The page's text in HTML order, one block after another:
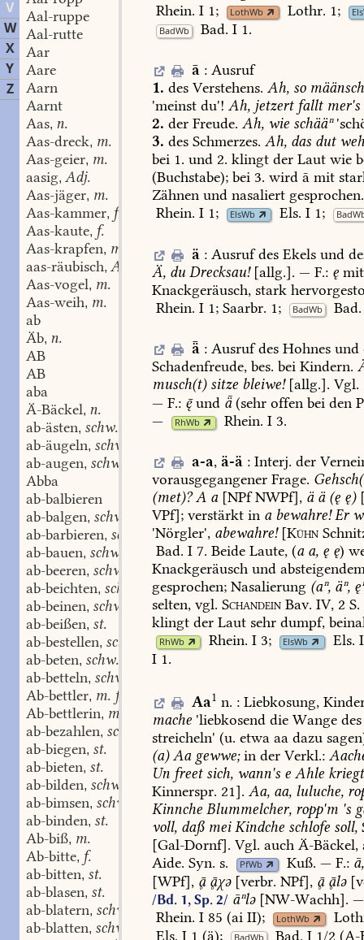
V
W
X
Y
Z
Aal-ruppe
Aal-rutte
Aar
Aare
Aarn
Aarnt
Aas, n.
Aas-dreck, m.
Aas-geier, m.
aasig, Adj.
Aas-jäger, m.
Aas-kammer, f.
Aas-kaute, f.
Aas-krapfen, m.
aas-räubisch, Adj.
Aas-vogel, m.
Aas-weih, m.
ab
Äb, n.
AB
AB
aba
Ä-Bäckel, n.
ab-ästen, schw.
ab-äugeln, schw.
ab-augen, schw.
Abba
ab-balbieren
ab-balgen, schw.
ab-barbieren, schw.
ab-bauen, schw.
ab-beeren, schw.
ab-beichten, schw.
ab-beinen, schw.
ab-beißen, st.
ab-bestellen, schw.
ab-beten, schw.
ab-betteln, schw.
Ab-bettler, m. f.
Ab-bettlerin, m. f.
ab-bezahlen, schw.
ab-biegen, st.
ab-bieten, st.
ab-bilden, schw.
ab-bimsen, schw.
ab-binden, st.
Ab-biß, m.
Ab-bitte, f.
ab-bitten, st.
ab-blasen, st.
ab-blatern, schw.
ab-blatten, schw.
Rhein. I 1; LothWb Lothr. 1;
BadWb
Bad. I1.
ā :Ausruf
1. des Verstehens. Ah, so
'meinst du'! Ah, jetzertfalltmer's
2. der Freude. Ah, wie schääⁿ
3. des Schmerzes. Ah, das dut
bei 1. und 2. klingt der Laut wie
(Buchstabe); bei 3. wird ā mit
Zähnen und nasaliert gesprochen.
Rhein. I 1; ElsWb Els. I 1;
ä :AusrufdesEkelsund
Ä, du Drecksau![allg.]. — F.: ę mit
Knackgeräusch, stark
Rhein. I 1; Saarbr. 1; BadWb Bad.
ǟ :AusrufdesHohnesund
Schadenfreude, bes. bei Kindern.
musch(t)sitze bleiwe![allg.]. Vgl.
— F.: und ǟ(sehr offen bei den
—
RhWb Rhein. I 3.
a-a, ä-ä :Interj. der
vorausgegangener Frage.
(met)?A a[NPfNWPf], ää(ę ę)
VPf]; verstärkt in abewahre!Er
'Nörgler', abewahre![Kühn
Bad. I 7. Beide Laute, (aa, ę ę)
Knackgeräusch und
gesprochen; Nasalierung (aⁿ, äⁿ,
selten, vgl. Schandein Bav. IV, 2 S.
klingt der Laut sehr dumpf,
RhWb Rhein. I 3; ElsWb Els. I
I 1.
Aa1 n. :Liebkosung,
mache 'liebkosend die Wange des
streicheln' (u. etwa aa dazu
(a)Aagewwe;in der Verkl.:
Un freetsich, wann's e Ahle kriegt
Kinnerspr. 21]. Aa, aa, luluche,
Kinnche Blummelcher, ropp'm 's
voll, daßmeiKindche schlofe soll,
[Gal-Dornf]. Vgl. auch Ä-Bäckel,
Aide. Syn. s. PfWb Kuß. — F.: ā,
[WPf], χə[verbr. NPf], lə
/Bd. 1, Sp. 2/ āⁿlə[NW-Wachh]. —
Rhein. I 85 (ai II); LothWb
Els. I 1 (ä); Bad. I1/2 (A-